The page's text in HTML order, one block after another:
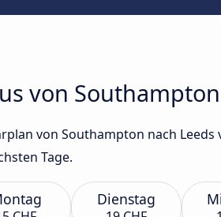
von
von Southampton nach Leeds
Tage.
Dienstag